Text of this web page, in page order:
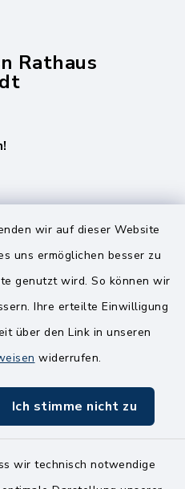
wir auf dieser Website
uns ermöglichen besser zu
genutzt wird. So können wir
Ihre erteilte Einwilligung
über den Link in unseren
widerrufen.
Ich stimme nicht zu
wir technisch notwendige
Rathaus